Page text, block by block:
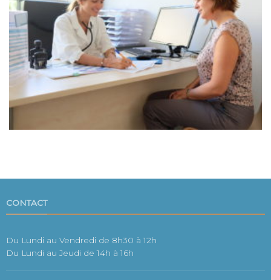
CONTACT
Du Lundi au Vendredi de 8h30 à 12h
Du Lundi au Jeudi de 14h à 16h